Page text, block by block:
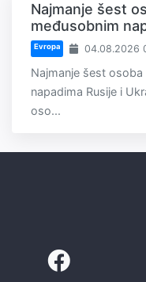
Najmanje šest
međusobnim
Evropa 04.08.2026
Najmanje šest
napadima Rusije i
oso...